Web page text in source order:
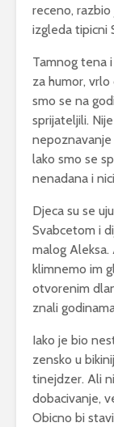
receno,
izgleda tipicni
Tamnog tena
za humor,
smo se na
sprijateljili.
lako smo se
nenadana i
Djeca su se
Svabcetom i
malog Aleksa.
klimnemo im
otvorenim
znali
Iako je bio
zensko u
tinejdzer. Ali
dobacivanje,
Obicno bi